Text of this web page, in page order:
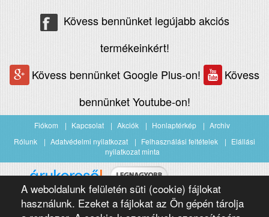
A weboldalunk felületén süti (cookie) fájlokat
használunk. Ezeket a fájlokat az Ön gépén tárolja
Kövess bennünket legújabb akciós
termékeinkért!
Kövess bennünket Google Plus-on!
Kövess
bennünket Youtube-on!
Fiókom Kapcsolat Akciók Honlaptérkép
Archiv
Rólunk
Adatvédelmi nyilatkozat Felhasználási feltételek
Elállási
nyilatkozat minta